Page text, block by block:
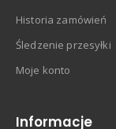
Historia zamówień
Śledzenie przesyłki
Moje konto
Informacje